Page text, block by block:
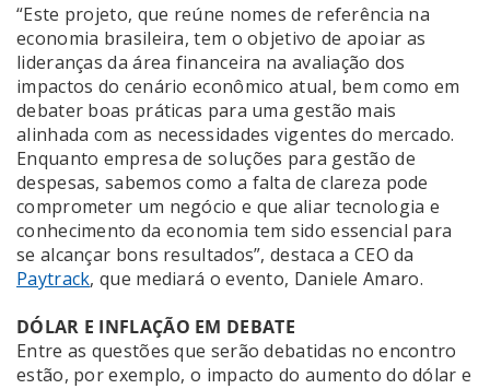
“Este projeto, que reúne nomes de referência na
economia brasileira, tem o objetivo de apoiar as
lideranças da área financeira na avaliação dos
impactos do cenário econômico atual, bem como em
debater boas práticas para uma gestão mais
alinhada com as necessidades vigentes do mercado.
Enquanto empresa de soluções para gestão de
despesas, sabemos como a falta de clareza pode
comprometer um negócio e que aliar tecnologia e
conhecimento da economia tem sido essencial para
se alcançar bons resultados”, destaca a CEO da
Paytrack, que mediará o evento, Daniele Amaro.
DÓLAR E INFLAÇÃO EM DEBATE
Entre as questões que serão debatidas no encontro
estão, por exemplo, o impacto do aumento do dólar e